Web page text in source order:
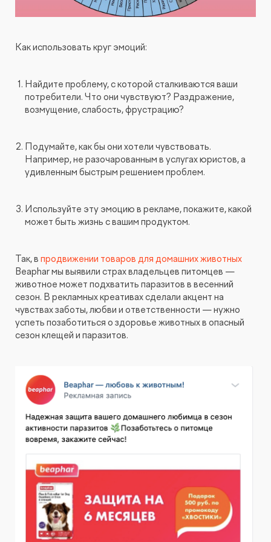
Как использовать круг эмоций:
Найдите проблему, с которой сталкиваются ваши
потребители. Что они чувствуют? Раздражение,
возмущение, слабость, фрустрацию?
Подумайте, как бы они хотели чувствовать.
Например, не разочарованным в услугах юристов, а
удивленным быстрым решением проблем.
Используйте эту эмоцию в рекламе, покажите, какой
может быть жизнь с вашим продуктом.
Так, в продвижении товаров для домашних животных
Beaphar мы выявили страх владельцев питомцев —
животное может подхватить паразитов в весенний
сезон. В рекламных креативах сделали акцент на
чувствах заботы, любви и ответственности — нужно
успеть позаботиться о здоровье животных в опасный
сезон клещей и паразитов.